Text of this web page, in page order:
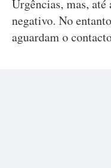
Urgências, mas, até
negativo. No
aguardam o